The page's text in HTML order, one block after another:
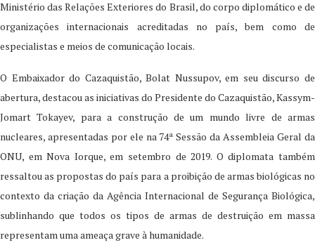
Ministério das Relações Exteriores do Brasil, do corpo diplomático e de
organizações internacionais acreditadas no país, bem como de
especialistas e meios de comunicação locais.
O Embaixador do Cazaquistão, Bolat Nussupov, em seu discurso de
abertura, destacou as iniciativas do Presidente do Cazaquistão, Kassym-
Jomart Tokayev, para a construção de um mundo livre de armas
nucleares, apresentadas por ele na 74ª Sessão da Assembleia Geral da
ONU, em Nova Iorque, em setembro de 2019. O diplomata também
ressaltou as propostas do país para a proibição de armas biológicas no
contexto da criação da Agência Internacional de Segurança Biológica,
sublinhando que todos os tipos de armas de destruição em massa
representam uma ameaça grave à humanidade.